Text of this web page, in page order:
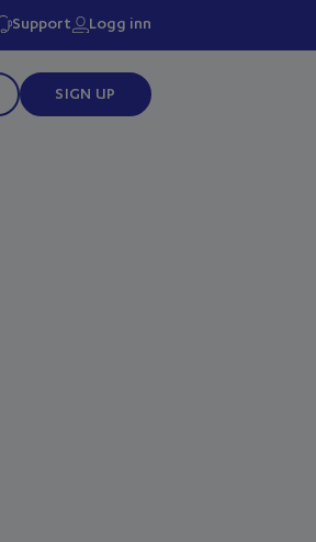
Support Logg inn
SIGN UP